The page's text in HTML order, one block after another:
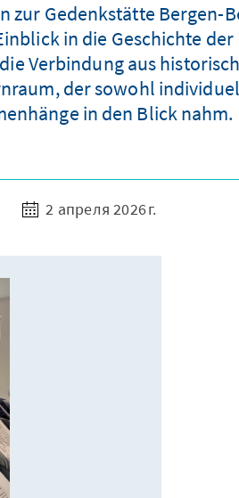
zur Gedenkstätte Bergen-
in die Geschichte
Verbindung aus
der sowohl
in den Blick nahm.
2 апреля 2026 г.